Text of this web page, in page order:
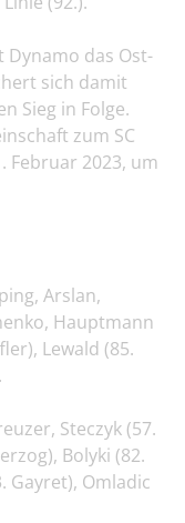
Dynamo das Ost-
sich damit
Sieg in Folge.
zum SC
Februar 2023, um
Arslan,
Hauptmann
Lewald (85.
Steczyk (57.
Bolyki (82.
Gayret), Omladic